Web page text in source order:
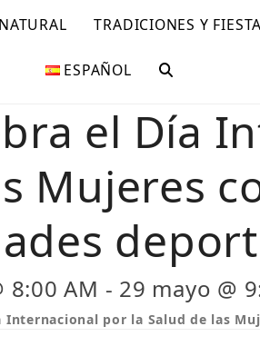
TRADICIONES Y
ESPAÑOL
el Día
Mujeres
8:00 AM - 29 mayo @
Internacional por la Salud de las